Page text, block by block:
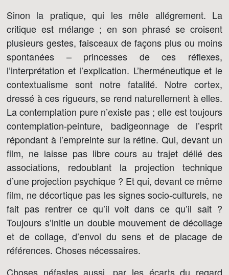
Sinon la pratique, qui les mêle allégrement. La
critique est mélange ; en son phrasé se croisent
plusieurs gestes, faisceaux de façons plus ou moins
spontanées – princesses de ces réflexes,
l’interprétation et l’explication. L’herméneutique et le
contextualisme sont notre fatalité. Notre cortex,
dressé à ces rigueurs, se rend naturellement à elles.
La contemplation pure n’existe pas ; elle est toujours
contemplation-peinture, badigeonnage de l’esprit
répondant à l’empreinte sur la rétine. Qui, devant un
film, ne laisse pas libre cours au trajet délié des
associations, redoublant la projection technique
d’une projection psychique ? Et qui, devant ce même
film, ne décortique pas les signes socio-culturels, ne
fait pas rentrer ce qu’il voit dans ce qu’il sait ?
Toujours s’initie un double mouvement de décollage
et de collage, d’envol du sens et de placage de
références. Choses nécessaires.
Choses néfastes aussi, par les écarts du regard